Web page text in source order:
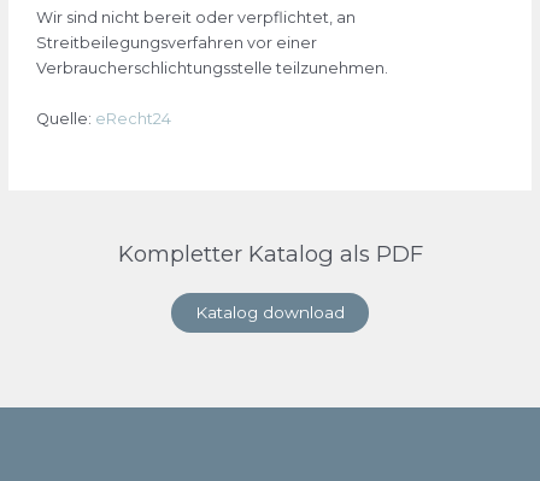
Wir sind nicht bereit oder verpflichtet, an
Streitbeilegungsverfahren vor einer
Verbraucherschlichtungsstelle teilzunehmen.
Quelle: eRecht24
Kompletter Katalog als PDF
Katalog download